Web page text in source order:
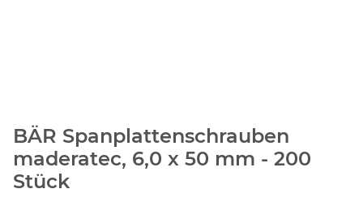
BÄR Spanplattenschrauben
maderatec, 6,0 x 50 mm - 200
Stück